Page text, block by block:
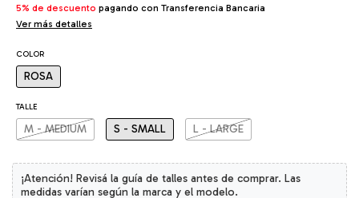
5% de descuento pagando con Transferencia Bancaria
Ver más detalles
COLOR
ROSA
TALLE
M - MEDIUM S - SMALL L - LARGE